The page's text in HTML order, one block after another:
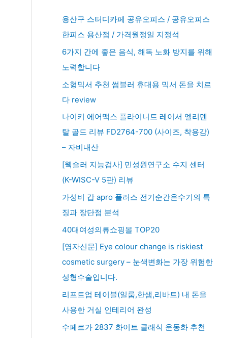
용산구 스터디카페 공유오피스 / 공유오피스
한피스 용산점 / 가격월정일 지정석
6가지 간에 좋은 음식, 해독 노화 방지를 위해
노력합니다
소형믹서 추천 썸블러 휴대용 믹서 돈을 치르
다 review
나이키 에어맥스 플라이니트 레이서 엘리멘
탈 골드 리뷰 FD2764-700 (사이즈, 착용감)
– 자비내산
[웩슬러 지능검사] 민성원연구소 수지 센터
(K-WISC-V 5판) 리뷰
가성비 갑 apro 플러스 전기순간온수기의 특
징과 장단점 분석
40대여성의류쇼핑몰 TOP20
[영자신문] Eye colour change is riskiest
cosmetic surgery – 눈색변화는 가장 위험한
성형수술입니다.
리프트업 테이블(일룸,한샘,리바트) 내 돈을
사용한 거실 인테리어 완성
수페르가 2837 화이트 클래식 운동화 추천